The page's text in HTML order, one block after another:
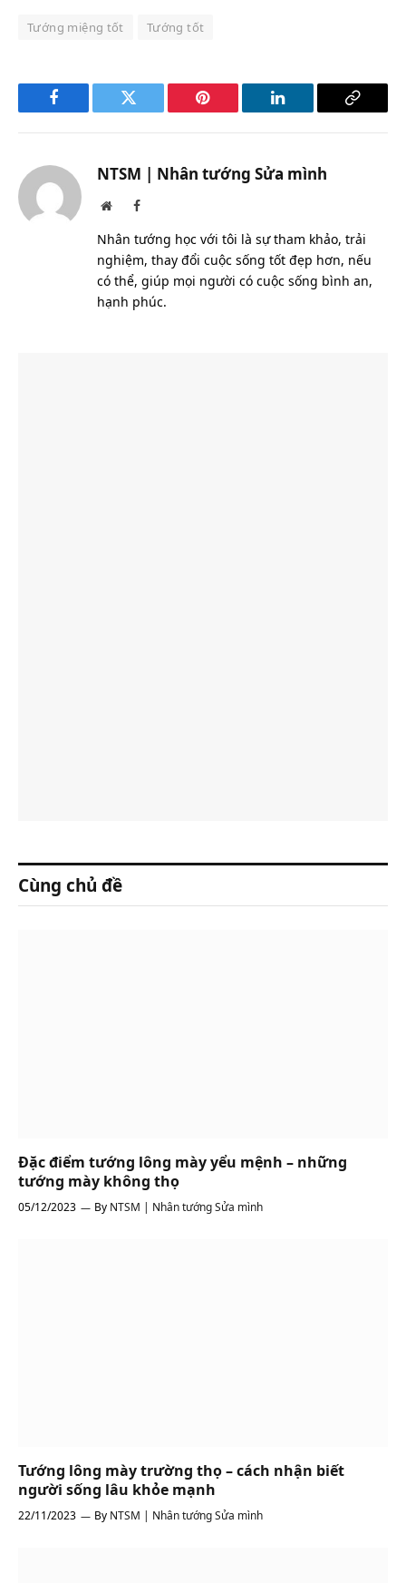
Tướng miệng tốt Tướng tốt
Facebook Twitter Pinterest LinkedIn
Copy
NTSM | Nhân tướng Sửa mình
WebsiteFacebook
Nhân tướng học với tôi là sự tham khảo, trải
nghiệm, thay đổi cuộc sống tốt đẹp hơn, nếu
có thể, giúp mọi người có cuộc sống bình an,
hạnh phúc.
Cùng chủ đề
Đặc điểm tướng lông mày yểu mệnh – những
tướng mày không thọ
05/12/2023 By NTSM | Nhân tướng Sửa mình
Tướng lông mày trường thọ – cách nhận biết
người sống lâu khỏe mạnh
22/11/2023 By NTSM | Nhân tướng Sửa mình